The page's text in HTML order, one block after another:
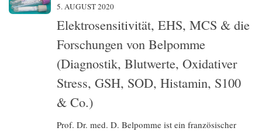
5. AUGUST 2020
Elektrosensitivität, EHS, MCS & die
Forschungen von Belpomme
(Diagnostik, Blutwerte, Oxidativer
Stress, GSH, SOD, Histamin, S100
& Co.)
Prof. Dr. med. D. Belpomme ist ein französischer